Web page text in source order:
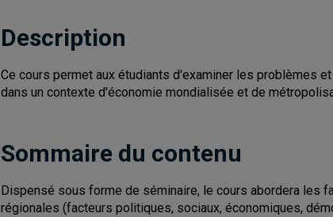
Description
Ce cours permet aux étudiants d'examiner les problèmes
dans un contexte d'économie mondialisée et de
Sommaire du contenu
Dispensé sous forme de séminaire, le cours abordera les
régionales (facteurs politiques, sociaux, économiques,